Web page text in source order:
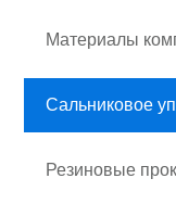
Материалы
Сальниковое
Резиновые